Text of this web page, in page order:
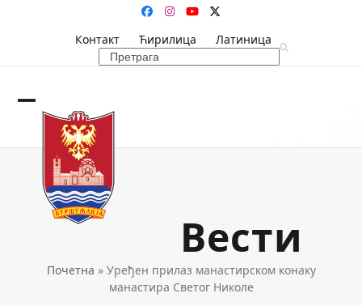
Facebook
Instagram
YouTubeTwitter
Контакт
Ћирилица
Латиница
Search
Open
mobile
menu
Close
mobile
menu
Вести
Почетна » Уређен прилаз манастирском конаку
манастира Светог Николе